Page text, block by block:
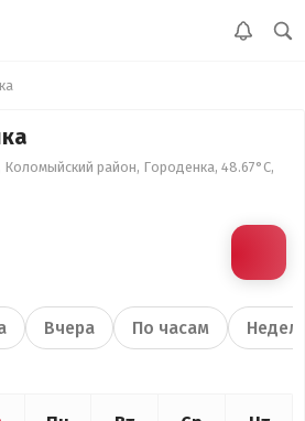
район, Городенка, 48.67°С,
Вчера По часам